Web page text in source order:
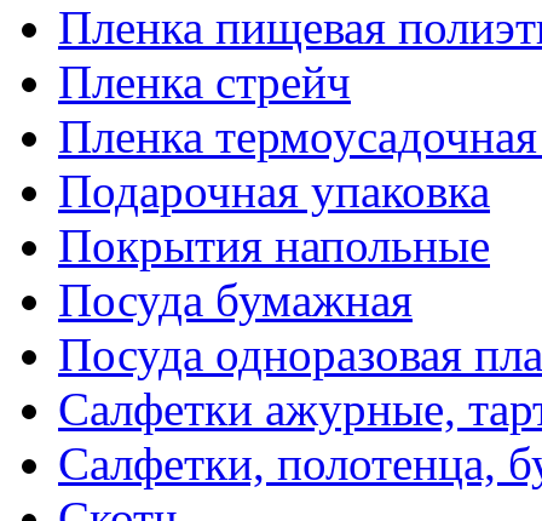
Пленка пищевая
Пленка стрейч
Пленка
Подарочная упаковка
Покрытия напольные
Посуда бумажная
Посуда одноразовая
Салфетки ажурные,
Салфетки, полотенца,